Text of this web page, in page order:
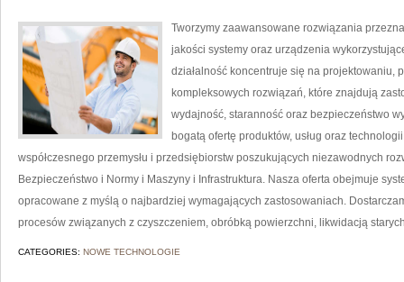
Tworzymy zaawansowane rozwiązania
jakości systemy oraz urządzenia
działalność koncentruje się na projektowaniu,
kompleksowych rozwiązań, które znajdują
wydajność, staranność oraz bezpieczeństwo
bogatą ofertę produktów, usług oraz
współczesnego przemysłu i przedsiębiorstw poszukujących niezawodnych
Bezpieczeństwo i Normy i Maszyny i Infrastruktura. Nasza oferta obejmuje
opracowane z myślą o najbardziej wymagających zastosowaniach.
procesów związanych z czyszczeniem, obróbką powierzchni, likwidacją
CATEGORIES: NOWE TECHNOLOGIE